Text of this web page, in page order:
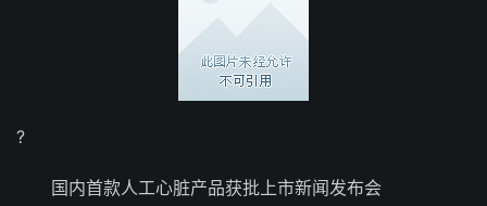
?
国内首款人工心脏产品获批上市新闻发布会